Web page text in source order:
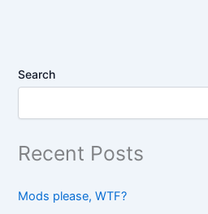
Search
Recent Posts
Mods please, WTF?